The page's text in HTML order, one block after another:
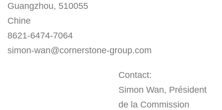
Guangzhou, 510055
Chine
8621-6474-7064
simon-wan@cornerstone-group.com
Contact:
Simon Wan, Président
de la Commission